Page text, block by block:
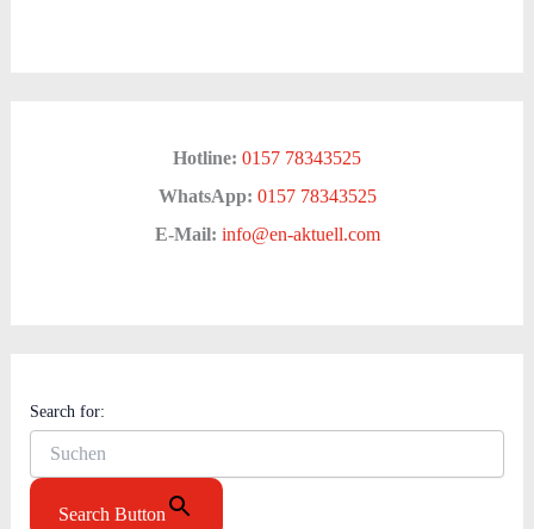
Hotline: 0157 78343525
WhatsApp: 0157 78343525
E-Mail: info@en-aktuell.com
Search for:
Search Button